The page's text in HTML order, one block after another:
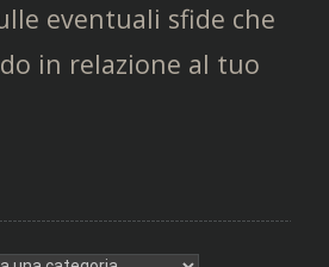
eventuali sfide che
in relazione al tuo